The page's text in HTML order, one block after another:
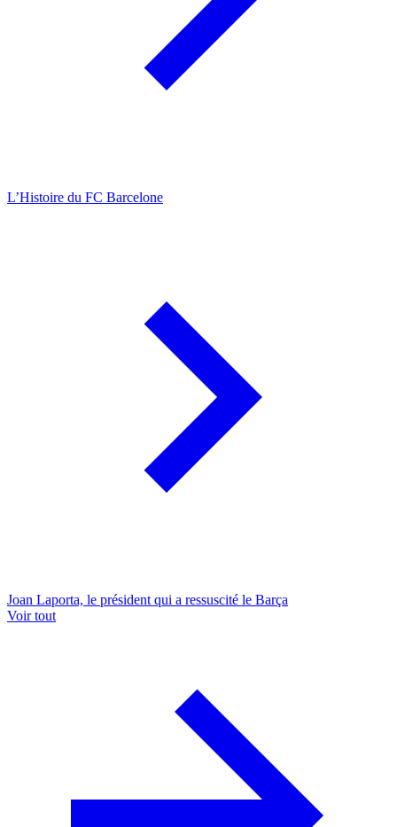
L’Histoire du FC Barcelone
Joan Laporta, le président qui a ressuscité le Barça
Voir tout